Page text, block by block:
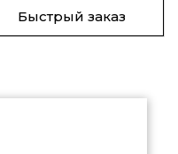
Быстрый заказ